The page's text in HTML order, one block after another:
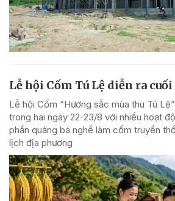
Lễ hội Cốm Tú Lệ diễn ra
Lễ hội Cốm “Hương sắc mùa thu Tú
trong hai ngày 22-23/8 với nhiều hoạt
phần quảng bá nghề làm cốm truyền
lịch địa phương